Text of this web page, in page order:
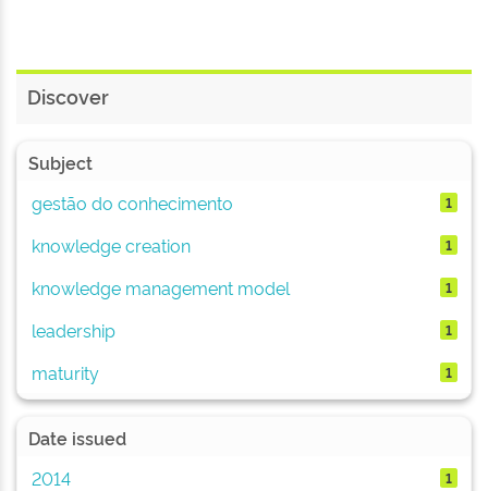
Discover
Subject
gestão do conhecimento
1
knowledge creation 1
knowledge management model 1
leadership 1
maturity 1
Date issued
2014
1